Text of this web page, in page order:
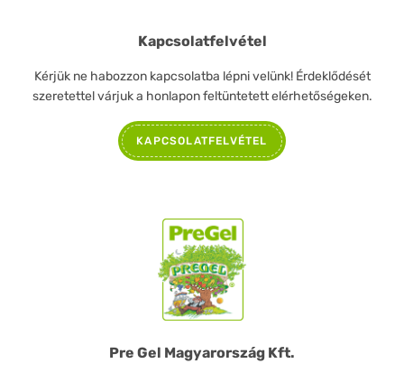
Pre Gel Magyarország Kft.
Kapcsolatfelvétel
Kérjük ne habozzon kapcsolatba lépni velünk! Érdeklődését
szeretettel várjuk a honlapon feltüntetett elérhetőségeken.
KAPCSOLATFELVÉTEL